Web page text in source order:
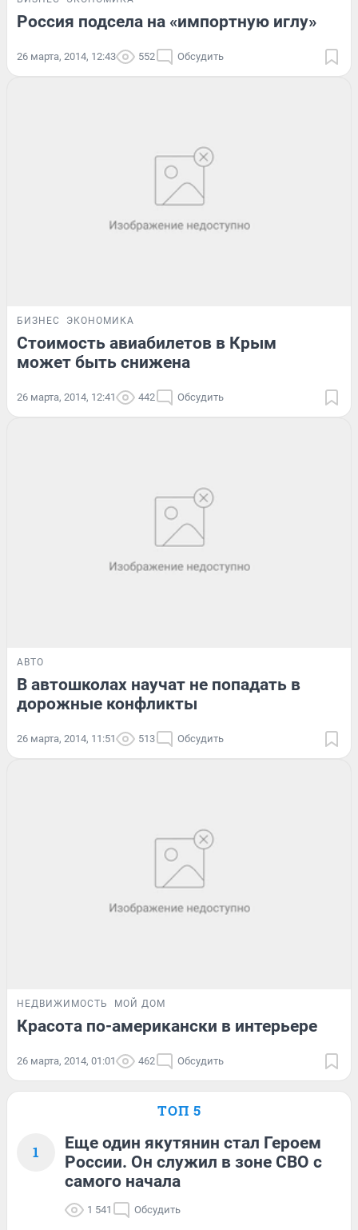
Россия подсела на «импортную иглу»
26 марта, 2014, 12:43 552 Обсудить
БИЗНЕС ЭКОНОМИКА
Стоимость авиабилетов в Крым
может быть снижена
26 марта, 2014, 12:41 442 Обсудить
АВТО
В автошколах научат не попадать в
дорожные конфликты
26 марта, 2014, 11:51 513 Обсудить
НЕДВИЖИМОСТЬ МОЙ ДОМ
Красота по-американски в интерьере
26 марта, 2014, 01:01 462 Обсудить
ТОП 5
1
Еще один якутянин стал Героем
России. Он служил в зоне СВО с
самого начала
1 541 Обсудить